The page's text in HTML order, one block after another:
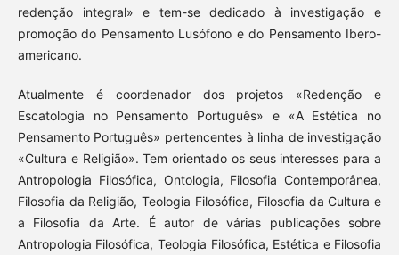
redenção integral» e tem-se dedicado à investigação e
promoção do Pensamento Lusófono e do Pensamento Ibero-
americano.
Atualmente é coordenador dos projetos «Redenção e
Escatologia no Pensamento Português» e «A Estética no
Pensamento Português» pertencentes à linha de investigação
«Cultura e Religião». Tem orientado os seus interesses para a
Antropologia Filosófica, Ontologia, Filosofia Contemporânea,
Filosofia da Religião, Teologia Filosófica, Filosofia da Cultura e
a Filosofia da Arte. É autor de várias publicações sobre
Antropologia Filosófica, Teologia Filosófica, Estética e Filosofia